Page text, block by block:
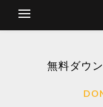
無料ダウ